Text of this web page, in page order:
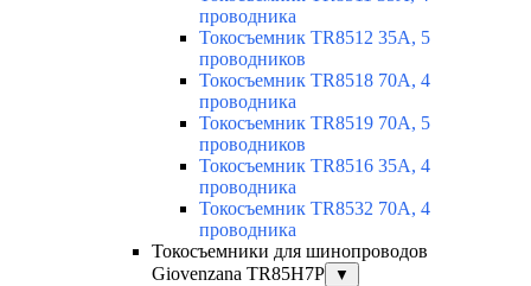
проводника
Токосъемник TR8512 35A, 5
проводников
Токосъемник TR8518 70A, 4
проводника
Токосъемник TR8519 70A, 5
проводников
Токосъемник TR8516 35A, 4
проводника
Токосъемник TR8532 70A, 4
проводника
Токосъемники для шинопроводов
Giovenzana TR85H7P
▼